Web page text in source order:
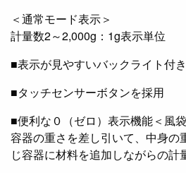
＜通常モード表示＞
計量数2～2,000g：1g表示単位
■表示が見やすいバックライト付
■タッチセンサーボタンを採用
■便利な０（ゼロ）表示機能＜風
容器の重さを差し引いて、中身の
じ容器に材料を追加しながらの計